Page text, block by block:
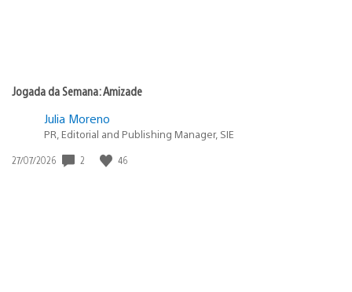
Jogada da Semana: Amizade
Julia Moreno
PR, Editorial and Publishing Manager, SIE
Data
27/07/2026 2 46